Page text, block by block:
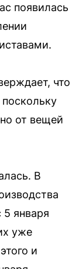
появилась
что
от вещей
В
января
уже
и